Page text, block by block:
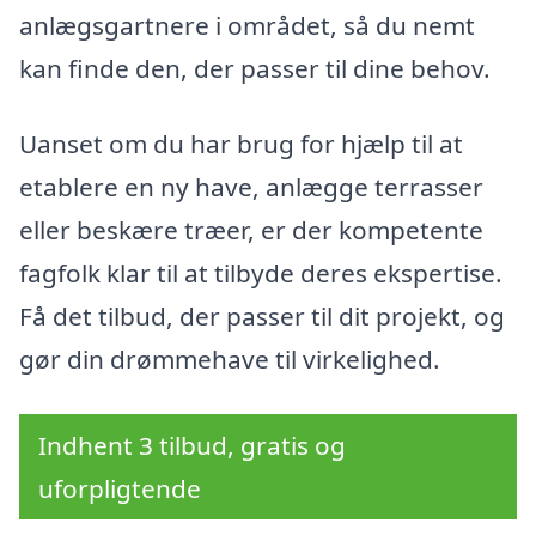
anlægsgartnere i området, så du nemt
kan finde den, der passer til dine behov.
Uanset om du har brug for hjælp til at
etablere en ny have, anlægge terrasser
eller beskære træer, er der kompetente
fagfolk klar til at tilbyde deres ekspertise.
Få det tilbud, der passer til dit projekt, og
gør din drømmehave til virkelighed.
Indhent 3 tilbud, gratis og
uforpligtende